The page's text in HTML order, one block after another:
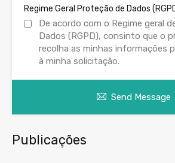
Regime Geral Proteção de Dados
De acordo com o Regime geral
Dados (RGPD), consinto que o
recolha as minhas informações
à minha solicitação.
Send Message
Publicações